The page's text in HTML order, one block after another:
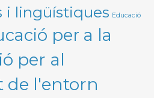
i lingüístiques Educació
per a la
per al
de l'entorn